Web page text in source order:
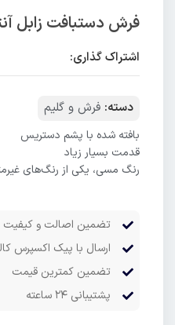
فرش دستبافت زابل
اشتراک گذاری:
دسته: فرش و گلیم
بافته شده با پشم دستریس
قدمت بسیار زیاد
رنگ مسی، یکی از رنگ‌های
تضمین اصالت و کیفیت
ارسال با پیک اکسپرس
تضمین کمترین قیمت
پشتیبانی ۲۴ ساعته